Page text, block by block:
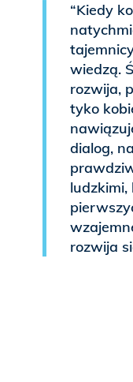
“Kiedy
wiedzą.
rozwija,
tyko
dialog,
rozwija